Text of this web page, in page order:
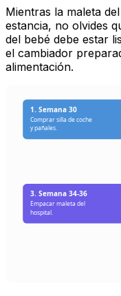
Mientras la maleta
estancia, no olvides
del bebé debe estar
el cambiador
alimentación.
1. Semana 30
Comprar silla de coche
y pañales.
3. Semana 34-36
Empacar maleta del
hospital.